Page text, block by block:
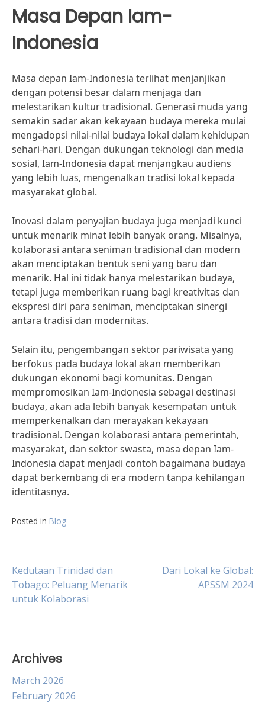
Masa Depan Iam-
Indonesia
Masa depan Iam-Indonesia terlihat menjanjikan
dengan potensi besar dalam menjaga dan
melestarikan kultur tradisional. Generasi muda yang
semakin sadar akan kekayaan budaya mereka mulai
mengadopsi nilai-nilai budaya lokal dalam kehidupan
sehari-hari. Dengan dukungan teknologi dan media
sosial, Iam-Indonesia dapat menjangkau audiens
yang lebih luas, mengenalkan tradisi lokal kepada
masyarakat global.
Inovasi dalam penyajian budaya juga menjadi kunci
untuk menarik minat lebih banyak orang. Misalnya,
kolaborasi antara seniman tradisional dan modern
akan menciptakan bentuk seni yang baru dan
menarik. Hal ini tidak hanya melestarikan budaya,
tetapi juga memberikan ruang bagi kreativitas dan
ekspresi diri para seniman, menciptakan sinergi
antara tradisi dan modernitas.
Selain itu, pengembangan sektor pariwisata yang
berfokus pada budaya lokal akan memberikan
dukungan ekonomi bagi komunitas. Dengan
mempromosikan Iam-Indonesia sebagai destinasi
budaya, akan ada lebih banyak kesempatan untuk
memperkenalkan dan merayakan kekayaan
tradisional. Dengan kolaborasi antara pemerintah,
masyarakat, dan sektor swasta, masa depan Iam-
Indonesia dapat menjadi contoh bagaimana budaya
dapat berkembang di era modern tanpa kehilangan
identitasnya.
Posted in Blog
Post
navigation
Kedutaan Trinidad dan
Tobago: Peluang Menarik
untuk Kolaborasi
Dari Lokal ke Global:
APSSM 2024
Archives
March 2026
February 2026